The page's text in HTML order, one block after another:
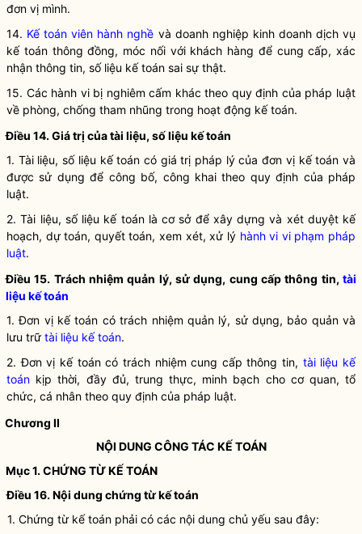
đơn vị mình.
14. Kế toán viên hành nghề và doanh nghiệp kinh doanh dịch vụ
kế toánthông đồng, móc nối với khách hàng để cung cấp, xác
nhận thông tin, số liệu kế toán sai sự thật.
15. Các hành vi bị nghiêm cấm khác theo quy định của pháp luật
về phòng, chống tham nhũng trong hoạt động kế toán.
Điều 14. Giá trị của tài liệu, số liệu kế toán
1. Tài liệu, số liệu kế toán có giá trị pháp lý củađơn vị kế toán và
được sử dụng để công bố, công khai theo quy định của pháp
luật.
2. Tài liệu, số liệu kế toánlà cơ sở để xây dựng và xét duyệt kế
hoạch, dự toán, quyết toán, xem xét, xử lý hành vi vi phạm pháp
luật.
Điều 15. Trách nhiệm quản lý, sử dụng, cung cấp thông tin, tài
liệu kế toán
1.Đơn vị kế toán có trách nhiệm quản lý, sử dụng, bảo quản và
lưu trữ tài liệu kế toán.
2.Đơn vị kế toáncó trách nhiệm cung cấp thông tin, tài liệu kế
toán kịp thời, đầy đủ, trung thực, minh bạch cho cơ quan, tổ
chức, cá nhân theo quy định của pháp luật.
Chương II
NỘI DUNG CÔNG TÁC KẾ TOÁN
Mục 1.CHỨNG TỪ KẾ TOÁN
Điều 16. Nội dung chứng từ kế toán
1. Chứng từ kế toán phải có các nội dung chủ yếu sau đây: